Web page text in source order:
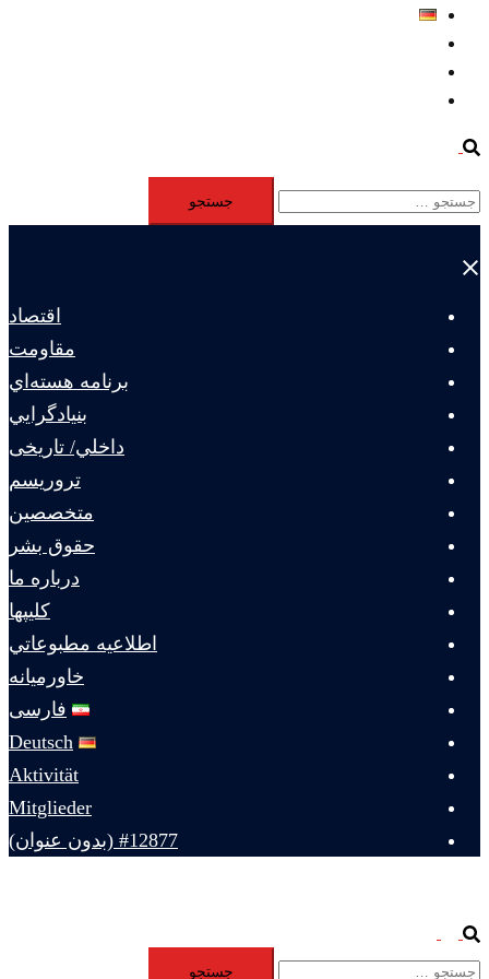
Search
جستجو
برای:
Close
اقتصاد
مقاومت
برنامه هسته‌اي
بنيادگرايي
داخلي/ تاریخی
تروريسم
متخصصين
حقوق بشر
درباره ما
كليپها
اطلاعيه مطبوعاتي
خاورميانه
فارسی
Deutsch
Aktivität
Mitglieder
#12877 (بدون عنوان)
Search
menuجستجو